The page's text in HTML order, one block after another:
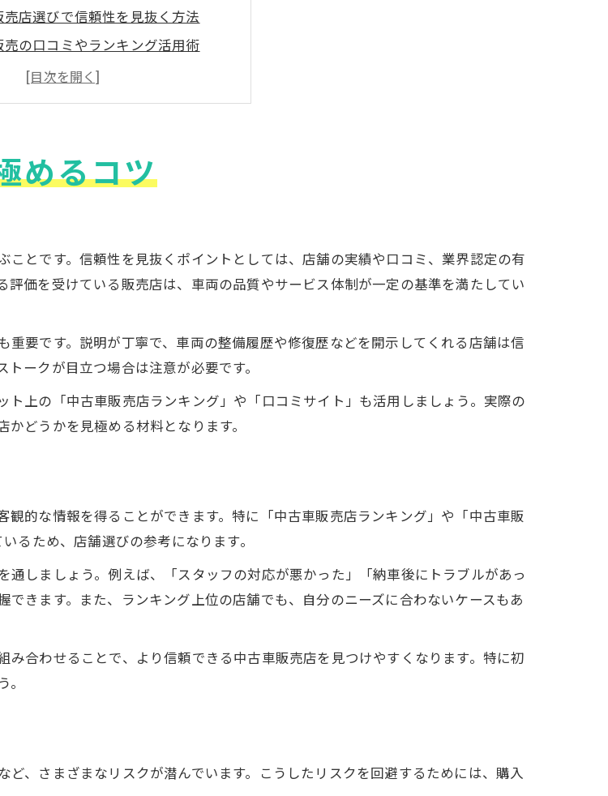
売店選びで信頼性を見抜く方法
売の口コミやランキング活用術
売で避けるべきリスクと対策
の現場で重視すべき対応力
古車選びの判断基準とは
で注目したいチェック項目
の相場感覚と賢い比較方法
売の落とし穴と回避する方法
でありがちな失敗事例を解説
売を活用した理想の車探し術
売サイトで効率よく探す方法
売おすすめ情報の賢い使い方
売一覧から希望条件を絞り込む
変？現場の実態と本音
売員の説明力と信頼性の重要性
めるコツ
とです。信頼性を見抜くポイントとしては、店舗の実績や口コミ、業界認定の有
価を受けている販売店は、車両の品質やサービス体制が一定の基準を満たしてい
要です。説明が丁寧で、車両の整備履歴や修復歴などを開示してくれる店舗は信
ークが目立つ場合は注意が必要です。
上の「中古車販売店ランキング」や「口コミサイト」も活用しましょう。実際の
どうかを見極める材料となります。
的な情報を得ることができます。特に「中古車販売店ランキング」や「中古車販
るため、店舗選びの参考になります。
しましょう。例えば、「スタッフの対応が悪かった」「納車後にトラブルがあっ
きます。また、ランキング上位の店舗でも、自分のニーズに合わないケースもあ
合わせることで、より信頼できる中古車販売店を見つけやすくなります。特に初
、さまざまなリスクが潜んでいます。こうしたリスクを回避するためには、購入